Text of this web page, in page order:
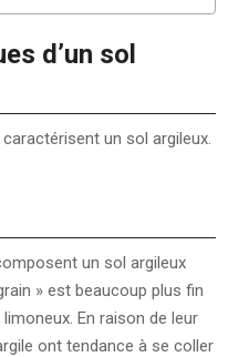
d’un sol
un sol argileux.
un sol argileux
» est beaucoup plus fin
En raison de leur
ont tendance à se coller